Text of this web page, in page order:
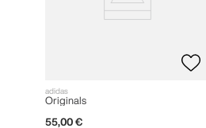
adidas
Originals
55,00 €